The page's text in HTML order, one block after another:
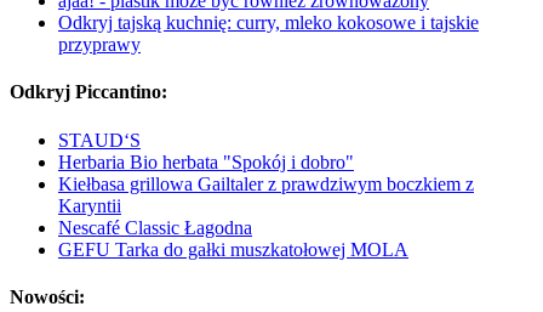
Odkryj tajską kuchnię: curry, mleko kokosowe i tajskie
przyprawy
Odkryj Piccantino:
STAUD‘S
Herbaria Bio herbata "Spokój i dobro"
Kiełbasa grillowa Gailtaler z prawdziwym boczkiem z
Karyntii
Nescafé Classic Łagodna
GEFU Tarka do gałki muszkatołowej MOLA
Nowości: